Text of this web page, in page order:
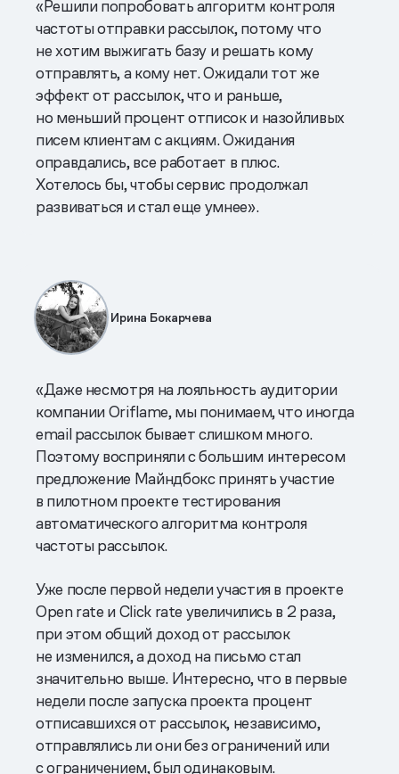
«Решили попробовать алгоритм контроля
частоты отправки рассылок, потому что
не хотим выжигать базу и решать кому
отправлять, а кому нет. Ожидали тот же
эффект от рассылок, что и раньше,
но меньший процент отписок и назойливых
писем клиентам с акциям. Ожидания
оправдались, все работает в плюс.
Хотелось бы, чтобы сервис продолжал
развиваться и стал еще умнее».
Ирина Бокарчева
«Даже несмотря на лояльность аудитории
компании Oriflame, мы понимаем, что иногда
email рассылок бывает слишком много.
Поэтому восприняли с большим интересом
предложение Майндбокс принять участие
в пилотном проекте тестирования
автоматического алгоритма контроля
частоты рассылок.
Уже после первой недели участия в проекте
Open rate и Click rate увеличились в 2 раза,
при этом общий доход от рассылок
не изменился, а доход на письмо стал
значительно выше. Интересно, что в первые
недели после запуска проекта процент
отписавшихся от рассылок, независимо,
отправлялись ли они без ограничений или
с ограничением, был одинаковым.